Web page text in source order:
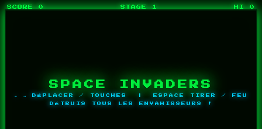
SCORE0 STAGE1 HI0
SPACE INVADERS
← → DÉPLACER / TOUCHES | ESPACE TIRER / FEU
DÉTRUIS TOUS LES ENVAHISSEURS !